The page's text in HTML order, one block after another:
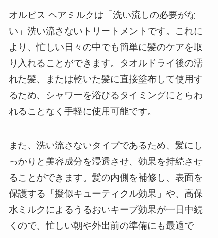
オルビス ヘアミルクは「洗い流しの必要がな
い」洗い流さないトリートメントです。これに
より、忙しい日々の中でも簡単に髪のケアを取
り入れることができます。タオルドライ後の濡
れた髪、または乾いた髪に直接塗布して使用す
るため、シャワーを浴びるタイミングにとらわ
れることなく手軽に使用可能です。
また、洗い流さないタイプであるため、髪にし
っかりと美容成分を浸透させ、効果を持続させ
ることができます。髪の内側を補修し、表面を
保護する「擬似キューティクル効果」や、高保
水ミルクによるうるおいキープ効果が一日中続
くので、忙しい朝や外出前の準備にも最適で